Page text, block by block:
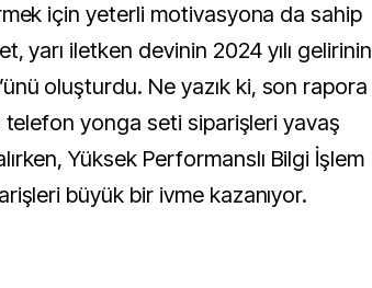
için yeterli motivasyona da sahip
yarı iletken devinin 2024 yılı gelirinin
oluşturdu. Ne yazık ki, son rapora
telefon yonga seti siparişleri yavaş
Yüksek Performanslı Bilgi İşlem
büyük bir ivme kazanıyor.